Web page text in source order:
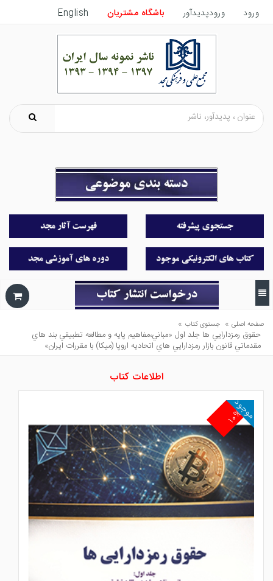
ورود ورودپدیدآور باشگاه مشتریان English
صفحه اصلی » جستوی کتاب »
حقوق رمزدارايي ها جلد اول «مباني،مفاهيم پايه و مطالعه تطبيقي بند هاي
مقدماتي قانون بازار رمزدارايي هاي اتحاديه اروپا (ميكا) با مقررات ايران»
اطلاعات کتاب
۱۰%
موجود